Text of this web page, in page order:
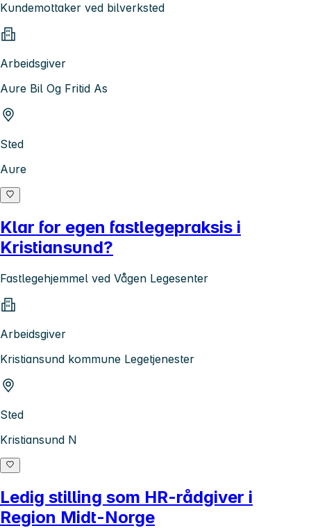
Kundemottaker ved bilverksted
Arbeidsgiver
Aure Bil Og Fritid As
Sted
Aure
Klar for egen fastlegepraksis i
Kristiansund?
Fastlegehjemmel ved Vågen Legesenter
Arbeidsgiver
Kristiansund kommune Legetjenester
Sted
Kristiansund N
Ledig stilling som HR-rådgiver i
Region Midt-Norge